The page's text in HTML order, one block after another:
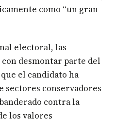
como “un gran
electoral, las
desmontar parte del
el candidato ha
sectores conservadores
contra la
los valores